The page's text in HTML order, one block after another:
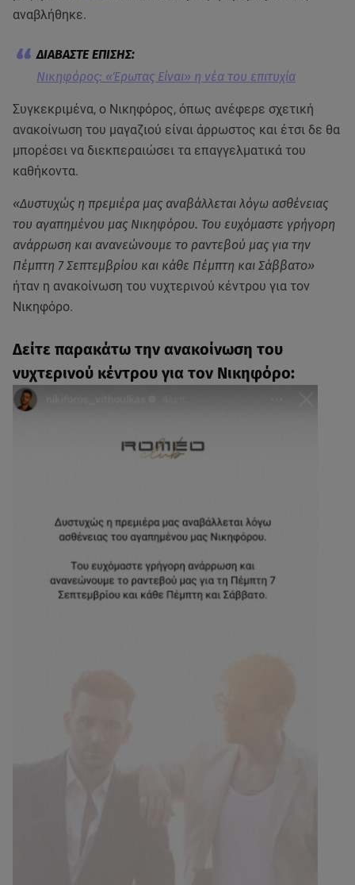
αναβλήθηκε.
Νικηφόρος: «Έρωτας Είναι» η νέα του επιτυχία
Συγκεκριμένα, ο Νικηφόρος, όπως ανέφερε σχετική
ανακοίνωση του μαγαζιού είναι άρρωστος και έτσι δε θα
μπορέσει να διεκπεραιώσει τα επαγγελματικά του
καθήκοντα.
«Δυστυχώς η πρεμιέρα μας αναβάλλεται λόγω ασθένειας
του αγαπημένου μας Νικηφόρου. Του ευχόμαστε γρήγορη
ανάρρωση και ανανεώνουμε το ραντεβού μας για την
Πέμπτη 7 Σεπτεμβρίου και κάθε Πέμπτη και Σάββατο»
ήταν η ανακοίνωση του νυχτερινού κέντρου για τον
Νικηφόρο.
Δείτε παρακάτω την ανακοίνωση του
νυχτερινού κέντρου για τον Νικηφόρο: